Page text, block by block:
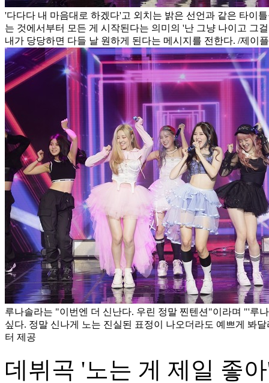
'다다다 내 마음대로 하겠다'고 외치는 밝은 선언과 같은 타이
는 것에서부터 모든 게 시작된다는 의미의 '난 그냥 나이고 그
내가 당당하면 다들 날 원하게 된다는 메시지를 전한다. /제이
루나솔라는 "이번엔 더 신난다. 우린 정말 찐텐션"이라며 "'루
싶다. 정말 신나게 노는 진실된 표정이 나오더라도 예쁘게 봐
터 제공
데뷔곡 '노는 게 제일 좋